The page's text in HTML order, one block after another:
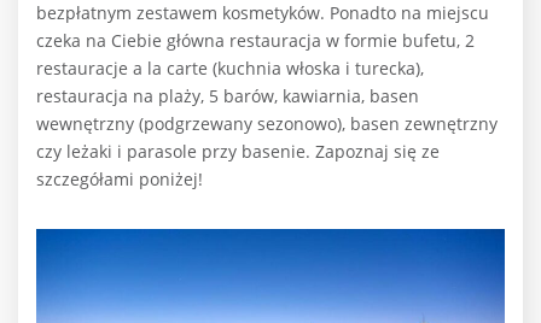
bezpłatnym zestawem kosmetyków. Ponadto na miejscu
czeka na Ciebie główna restauracja w formie bufetu, 2
restauracje a la carte (kuchnia włoska i turecka),
restauracja na plaży, 5 barów, kawiarnia, basen
wewnętrzny (podgrzewany sezonowo), basen zewnętrzny
czy leżaki i parasole przy basenie. Zapoznaj się ze
szczegółami poniżej!